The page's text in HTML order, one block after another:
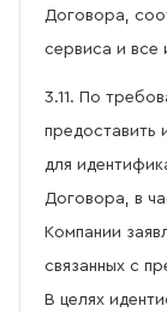
Договора,
сервиса и все
3.11. По
предоставить
для
Договора, в
Компании
связанных с
В целях